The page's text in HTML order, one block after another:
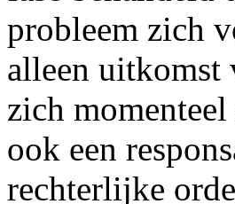
probleem zich
alleen uitkomst
zich
ook een
rechterlijke